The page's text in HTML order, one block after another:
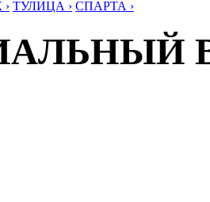
ТУЛИЦА › СПАРТА ›